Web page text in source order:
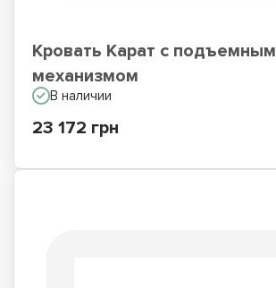
Кровать Карат с подъемным
механизмом
В наличии
23 172 грн